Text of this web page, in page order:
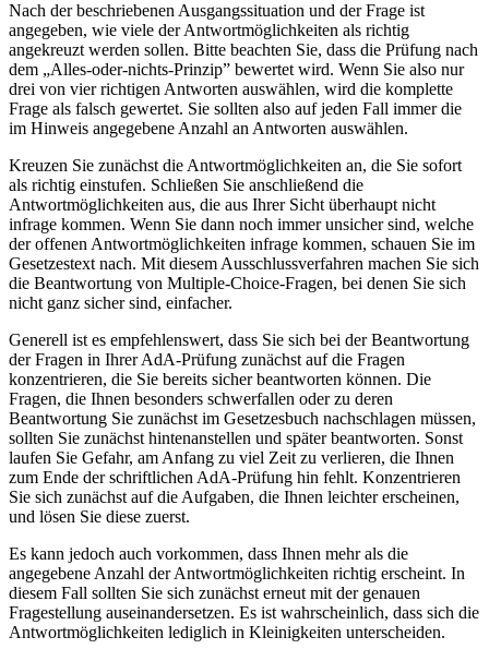
Nach der beschriebenen Ausgangssituation und der Frage ist
angegeben, wie viele der Antwortmöglichkeiten als richtig
angekreuzt werden sollen. Bitte beachten Sie, dass die Prüfung nach
dem „Alles-oder-nichts-Prinzip” bewertet wird. Wenn Sie also nur
drei von vier richtigen Antworten auswählen, wird die komplette
Frage als falsch gewertet. Sie sollten also auf jeden Fall immer die
im Hinweis angegebene Anzahl an Antworten auswählen.
Kreuzen Sie zunächst die Antwortmöglichkeiten an, die Sie sofort
als richtig einstufen. Schließen Sie anschließend die
Antwortmöglichkeiten aus, die aus Ihrer Sicht überhaupt nicht
infrage kommen. Wenn Sie dann noch immer unsicher sind, welche
der offenen Antwortmöglichkeiten infrage kommen, schauen Sie im
Gesetzestext nach. Mit diesem Ausschlussverfahren machen Sie sich
die Beantwortung von Multiple-Choice-Fragen, bei denen Sie sich
nicht ganz sicher sind, einfacher.
Generell ist es empfehlenswert, dass Sie sich bei der Beantwortung
der Fragen in Ihrer AdA-Prüfung zunächst auf die Fragen
konzentrieren, die Sie bereits sicher beantworten können. Die
Fragen, die Ihnen besonders schwerfallen oder zu deren
Beantwortung Sie zunächst im Gesetzesbuch nachschlagen müssen,
sollten Sie zunächst hintenanstellen und später beantworten. Sonst
laufen Sie Gefahr, am Anfang zu viel Zeit zu verlieren, die Ihnen
zum Ende der schriftlichen AdA-Prüfung hin fehlt. Konzentrieren
Sie sich zunächst auf die Aufgaben, die Ihnen leichter erscheinen,
und lösen Sie diese zuerst.
Es kann jedoch auch vorkommen, dass Ihnen mehr als die
angegebene Anzahl der Antwortmöglichkeiten richtig erscheint. In
diesem Fall sollten Sie sich zunächst erneut mit der genauen
Fragestellung auseinandersetzen. Es ist wahrscheinlich, dass sich die
Antwortmöglichkeiten lediglich in Kleinigkeiten unterscheiden.